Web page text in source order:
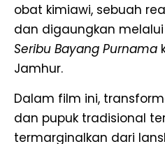
obat kimiawi, sebuah
dan digaungkan
Seribu Bayang Purnama
Jamhur.
Dalam film ini,
dan pupuk tradisional
termarginalkan dari